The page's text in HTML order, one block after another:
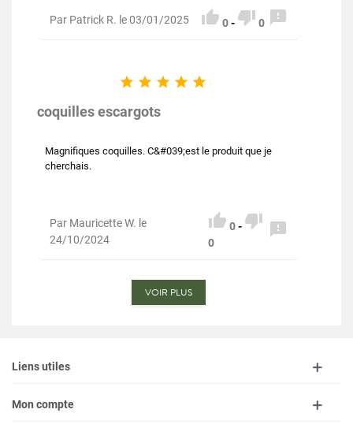
Par Patrick R. le 03/01/2025  0-  0 
    
coquilles escargots
Magnifiques coquilles. C&#039;est le produit que je
cherchais.
Par Mauricette W. le
24/10/2024
 0- 
0

VOIR PLUS
Liens utiles
Mon compte